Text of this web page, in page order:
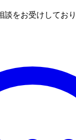
談をお受けしてお